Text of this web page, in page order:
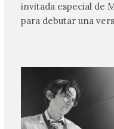
invitada especial de
para debutar una